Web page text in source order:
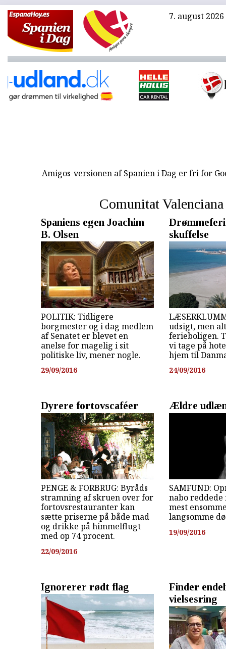
7. august 2026
Amigos-versionen af Spanien i Dag er fri for
Comunitat Valenciana
Spaniens egen Joachim
B. Olsen
POLITIK: Tidligere
borgmester og i dag medlem
af Senatet er blevet en
anelse for magelig i sit
politiske liv, mener nogle.
29/09/2016
skuffelse
udsigt, men
ferieboligen.
vi tage på
hjem til
24/09/2016
Dyrere fortovscaféer
PENGE & FORBRUG: Byråds
stramning af skruen over for
fortovsrestauranter kan
sætte priserne på både mad
og drikke på himmelflugt
med op 74 procent.
22/09/2016
Ældre
SAMFUND:
nabo
mest
langsomme
19/09/2016
Ignorerer rødt flag
Finder
vielsesring